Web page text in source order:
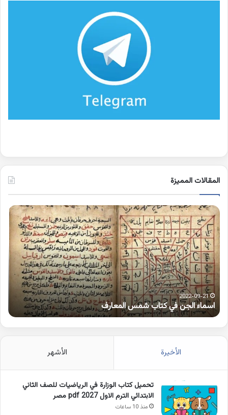
المقالات المميزة
اسماء
الجن
في
كتاب
شمس
المعارف
2022-09-21
اسماء الجن في كتاب شمس المعارف
الأخيرة الأشهر
تحميل كتاب الوزارة في الرياضيات للصف الثاني
الابتدائي الترم الاول 2027 pdf مصر
منذ 10 ساعات